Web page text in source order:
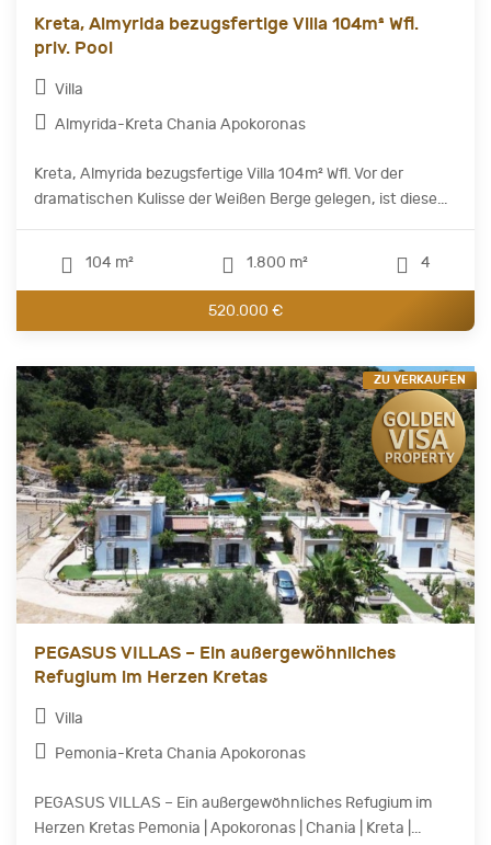
Kreta, Almyrida bezugsfertige Villa 104m² Wfl.
priv. Pool
Villa
Almyrida-Kreta Chania Apokoronas
Kreta, Almyrida bezugsfertige Villa 104m² Wfl. Vor der
dramatischen Kulisse der Weißen Berge gelegen, ist diese...
104 m² 1.800 m² 4
520.000 €
PEGASUS VILLAS – Ein außergewöhnliches
Refugium im Herzen Kretas
Villa
Pemonia-Kreta Chania Apokoronas
PEGASUS VILLAS – Ein außergewöhnliches Refugium im
Herzen Kretas Pemonia | Apokoronas | Chania | Kreta |...
ZU VERKAUFEN